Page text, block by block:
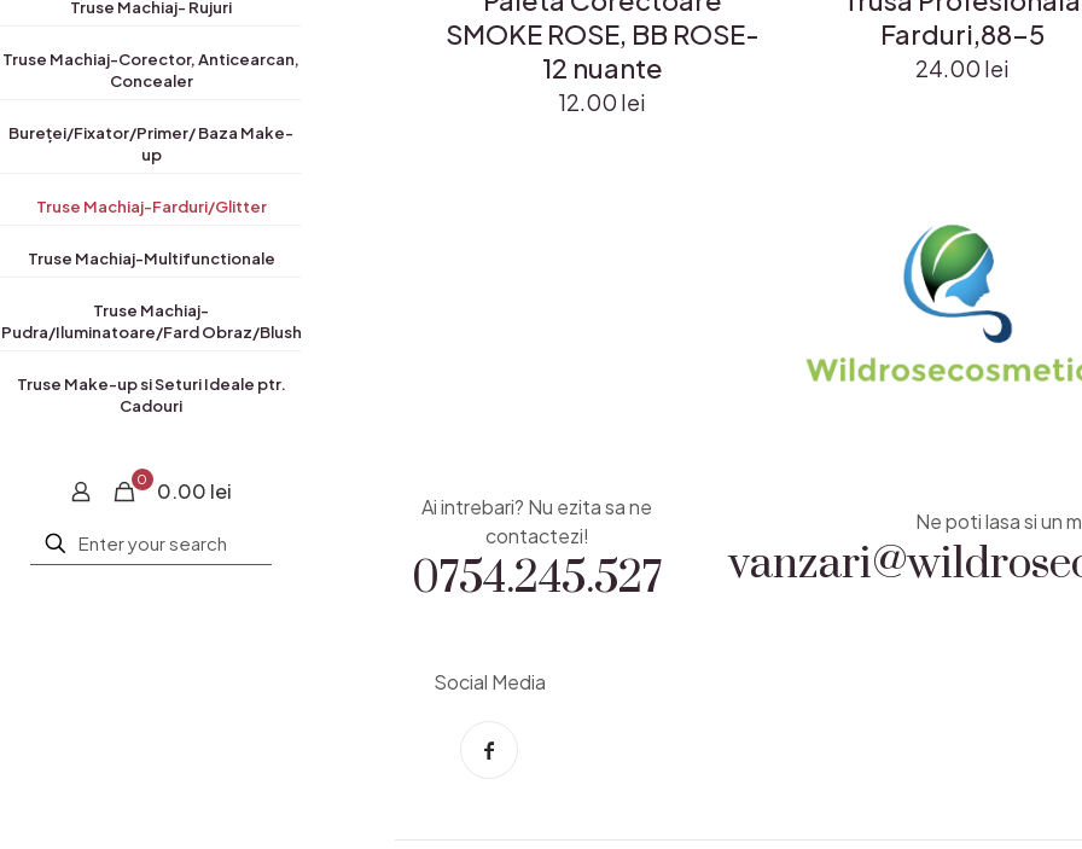
Truse Machiaj- Rujuri
Truse Machiaj-Corector, Anticearcan,
Concealer
Bureței/Fixator/Primer/ Baza Make-
up
Truse Machiaj-Farduri/Glitter
Truse Machiaj-Multifunctionale
Truse Machiaj-
Pudra/Iluminatoare/Fard Obraz/Blush
Truse Make-up si Seturi Ideale ptr.
Cadouri
0 0.00 lei
SMOKE ROSE, BB ROSE-
12 nuante
12.00 lei
Farduri,88-5
24.00 lei
0754.245.527
Ai intrebari? Nu ezita sa ne
contactezi!
Ne poti lasa si un
Social Media